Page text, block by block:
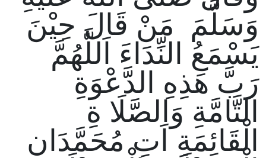
وَسَلَّمَ مَنْ قَالَ حِيْنَ
يَسْمَعُ النِّدَاءَ اَللَّهُمَّ
رَبَّ هَذِهِ الدَّعْوَةِ
التَّامَّةِ وَالصَّلَا ةِ
الْقَائِمَةِ اَتِ مُحَمَّدَانِ